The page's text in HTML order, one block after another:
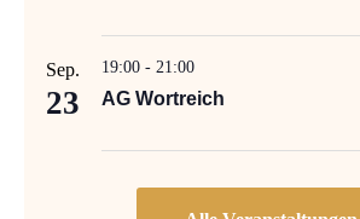
Sep.
23
19:00 - 21:00
AG Wortreich